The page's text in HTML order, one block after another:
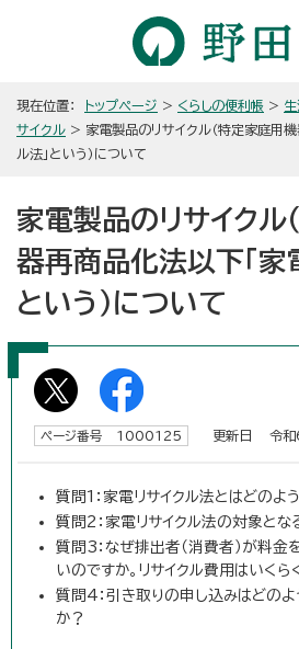
現在位置： トップページ > くらしの便利帳 > 生
サイクル > 家電製品のリサイクル（特定家庭用
ル法」という）について
家電製品のリサイクル
器再商品化法以下「家
という）について
ページ番号 1000125 更新日 令和
質問1：家電リサイクル法とはどのよ
質問2：家電リサイクル法の対象と
質問3：なぜ排出者（消費者）が料金
いのですか。リサイクル費用はいくら
質問4：引き取りの申し込みはどの
か？